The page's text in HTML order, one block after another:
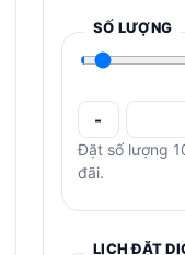
SỐ LƯỢNG
-
Đặt số lượng
đãi.
LỊCH ĐẶT